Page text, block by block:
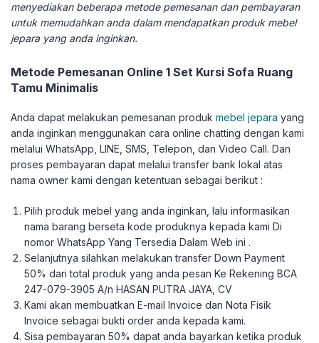
menyediakan beberapa metode pemesanan dan pembayaran
untuk memudahkan anda dalam mendapatkan produk mebel
jepara yang anda inginkan.
Metode Pemesanan Online 1 Set Kursi Sofa Ruang
Tamu Minimalis
Anda dapat melakukan pemesanan produk mebel jepara yang
anda inginkan menggunakan cara online chatting dengan kami
melalui WhatsApp, LINE, SMS, Telepon, dan Video Call. Dan
proses pembayaran dapat melalui transfer bank lokal atas
nama owner kami dengan ketentuan sebagai berikut :
Pilih produk mebel yang anda inginkan, lalu informasikan
nama barang berseta kode produknya kepada kami Di
nomor WhatsApp Yang Tersedia Dalam Web ini .
Selanjutnya silahkan melakukan transfer Down Payment
50% dari total produk yang anda pesan Ke Rekening BCA
247-079-3905 A/n HASAN PUTRA JAYA, CV
Kami akan membuatkan E-mail Invoice dan Nota Fisik
Invoice sebagai bukti order anda kepada kami.
Sisa pembayaran 50% dapat anda bayarkan ketika produk